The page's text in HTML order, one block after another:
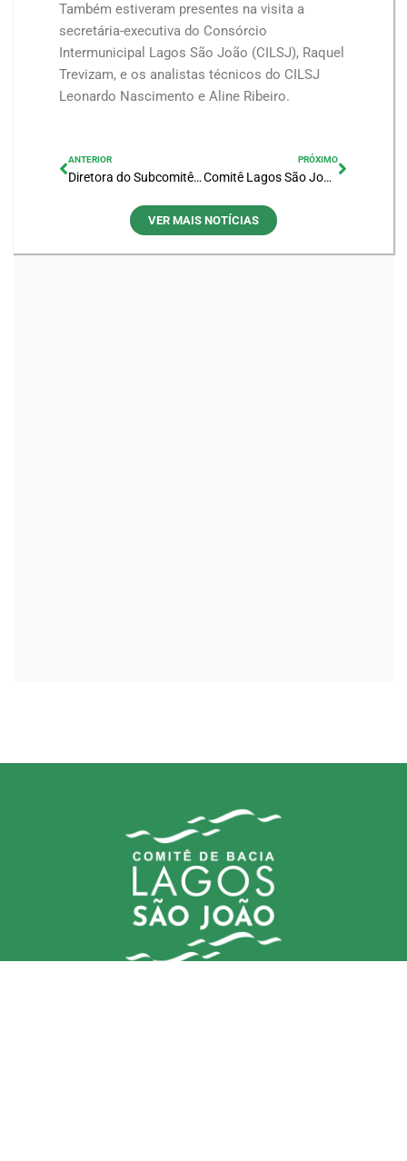
Também estiveram presentes na visita a
secretária-executiva do Consórcio
Intermunicipal Lagos São João (CILSJ), Raquel
Trevizam, e os analistas técnicos do CILSJ
Leonardo Nascimento e Aline Ribeiro.
ANTERIOR
Diretora do Subcomitê do Rio Una realiza apresentação durante quarto dia da XXV edição do ENCOB
PRÓXIMO
Comitê Lagos São João finaliza coletas de amostras de água no Rio São João
VER MAIS NOTÍCIAS